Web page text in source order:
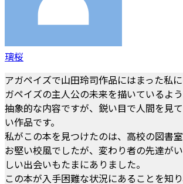
璃桜
アガペイズで山田玲司作品にはまった私
ガペイズの主人公の未来を描いているよう
抽象的な内容ですが、鋭い目で人間を見
い作品です。
私がこの本を見つけたのは、高校の図書
お堅い校風でしたが、変わり者の先達が
しい出会いもたまにありました。
この本が入手困難な状況にあることを知